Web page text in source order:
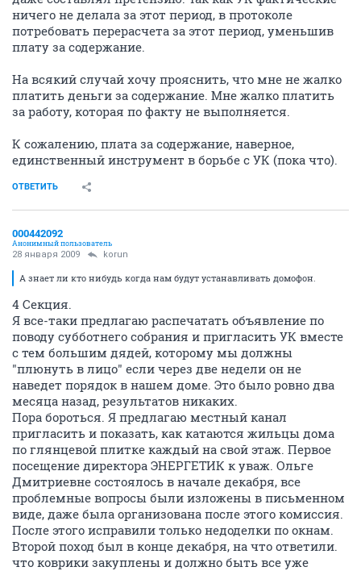
ничего не делала за этот период, в протоколе
потребовать перерасчета за этот период, уменьшив
плату за содержание.
На всякий случай хочу прояснить, что мне не жалко
платить деньги за содержание. Мне жалко платить
за работу, которая по факту не выполняется.
К сожалению, плата за содержание, наверное,
единственный инструмент в борьбе с УК (пока что).
ОТВЕТИТЬ
000442092
Анонимный пользователь
28 января 2009 korun
А знает ли кто нибудь когда нам будут устанавливать домофон.
4 Секция.
Я все-таки предлагаю распечатать объявление по
поводу субботнего собрания и пригласить УК вместе
с тем большим дядей, которому мы должны
"плюнуть в лицо" если через две недели он не
наведет порядок в нашем доме. Это было ровно два
месяца назад, результатов никаких.
Пора бороться. Я предлагаю местный канал
пригласить и показать, как катаются жильцы дома
по глянцевой плитке каждый на свой этаж. Первое
посещение директора ЭНЕРГЕТИК к уваж. Ольге
Дмитриевне состоялось в начале декабря, все
проблемные вопросы были изложены в письменном
виде, даже была организована после этого комиссия.
После этого исправили только недоделки по окнам.
Второй поход был в конце декабря, на что ответили.
что коврики закуплены и должно быть все уже